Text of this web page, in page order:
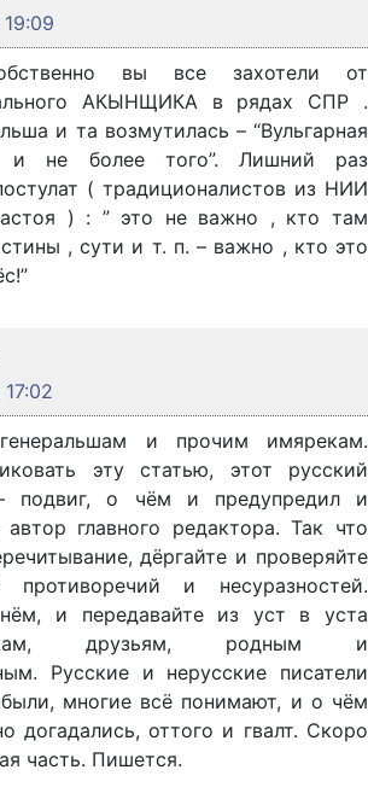
вы все захотели от
АКЫНЩИКА в рядах СПР .
и та возмутилась – “Вульгарная
и не более того”. Лишний раз
( традиционалистов из НИИ
) : ” это не важно , кто там
, сути и т. п. – важно , кто это
и прочим имярекам.
эту статью, этот русский
подвиг, о чём и предупредил и
автор главного редактора. Так что
дёргайте и проверяйте
противоречий и несуразностей.
и передавайте из уст в уста
друзьям, родным и
Русские и нерусские писатели
многие всё понимают, и о чём
догадались, оттого и гвалт. Скоро
часть. Пишется.